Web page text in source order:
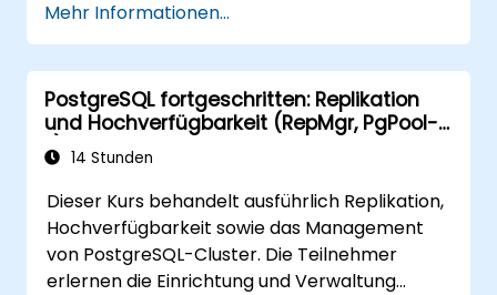
Abfragen.
Mehr Informationen...
PostgreSQL fortgeschritten: Replikation
und Hochverfügbarkeit (RepMgr, PgPool-
II) 14 Stunden
Dieser Kurs behandelt ausführlich Replikation,
Hochverfügbarkeit sowie das Management
von PostgreSQL-Cluster. Die Teilnehmer
erlernen die Einrichtung und Verwaltung